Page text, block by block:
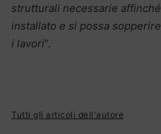
strutturali necessarie
installato e si possa
i lavori“.
Tutti gli articoli dell'autore